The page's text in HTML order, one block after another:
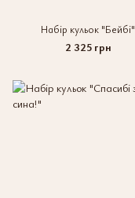
Набір кульок "Бейбі"
2 325 грн